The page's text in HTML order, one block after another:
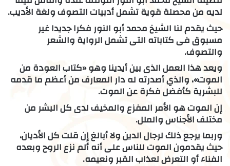
لديه من محصلة قوية تشمل أدبيات التصوف ولغة الأديب.
حيث يقدم لنا الشيخ محمد أبو النور فكرا جديدا غير
مسبوق فى كتاباته التى تشمل الرواية والشعر
والتصوف.
ويعد هذا العمل الذى بين أيدينا وهو «كتاب العودة من
الموت»، والذي أصدرته له دار المعارف من أعظم ما قدمه
للبشرية كأفضل فكرة عن الموت.
إن الموت هو الأمر المفزع والمخيف لدى كل البشر من
مختلف الأجناس والملل.
وربما يرجع ذلك لرجال الدين ولا أبالغ إن قلت كل الأديان،
حيث يقدمون الموت للناس على أنه ألم نزع الروح وبعده
الفناء أو التعرض لعذاب القبر ونعيمه.